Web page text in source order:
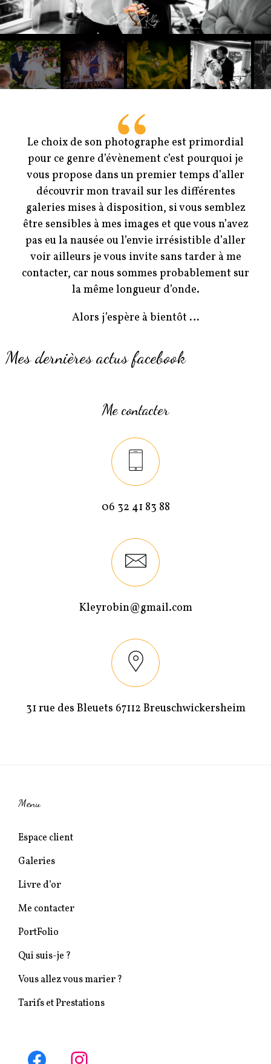
Le choix de son photographe est primordial
pour ce genre d’évènement c’est pourquoi je
vous propose dans un premier temps d’aller
découvrir mon travail sur les différentes
galeries mises à disposition, si vous semblez
être sensibles à mes images et que vous n’avez
pas eu la nausée ou l’envie irrésistible d’aller
voir ailleurs je vous invite sans tarder à me
contacter, car nous sommes probablement sur
la même longueur d’onde.
Alors j’espère à bientôt …
Mes dernières actus facebook
Me contacter
06 32 41 83 88
Kleyrobin@gmail.com
31 rue des Bleuets 67112 Breuschwickersheim
Menu
Espace client
Galeries
Livre d’or
Me contacter
PortFolio
Qui suis-je ?
Vous allez vous marier ?
Tarifs et Prestations